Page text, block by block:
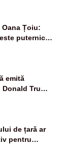
Țoiu:
puternic
emită
Trump
de țară ar
pentru